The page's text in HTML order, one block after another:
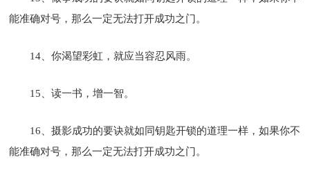
能准确对号，那么一定无法打开成功之门。
14、你渴望彩虹，就应当容忍风雨。
15、读一书，增一智。
16、摄影成功的要诀就如同钥匙开锁的道理一样，如果你不
能准确对号，那么一定无法打开成功之门。